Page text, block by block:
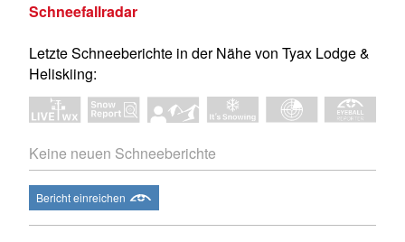
Schneefallradar
Letzte Schneeberichte in der Nähe von Tyax Lodge &
Heliskiing:
Keine neuen Schneeberichte
Bericht einreichen